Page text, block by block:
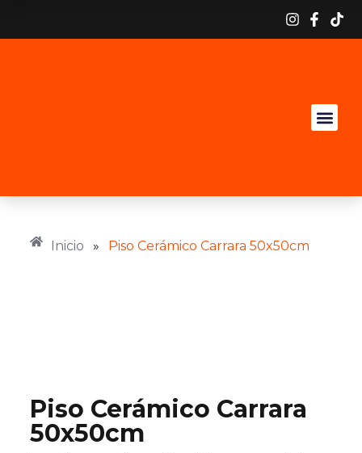
Inicio » Piso Cerámico Carrara 50x50cm
Piso Cerámico Carrara
50x50cm